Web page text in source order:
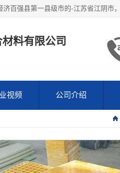
料有限公司
视频 公司介绍